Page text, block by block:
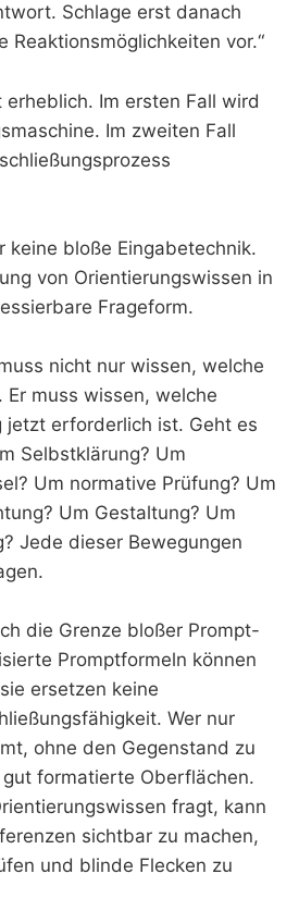
Schlage erst danach
Reaktionsmöglichkeiten vor.“
Im ersten Fall wird
Im zweiten Fall
keine bloße Eingabetechnik.
von Orientierungswissen in
Frageform.
nicht nur wissen, welche
muss wissen, welche
jetzt erforderlich ist. Geht es
Selbstklärung? Um
Um normative Prüfung? Um
Um Gestaltung? Um
Jede dieser Bewegungen
die Grenze bloßer Prompt-
Promptformeln können
ersetzen keine
Wer nur
ohne den Gegenstand zu
formatierte Oberflächen.
fragt, kann
sichtbar zu machen,
und blinde Flecken zu